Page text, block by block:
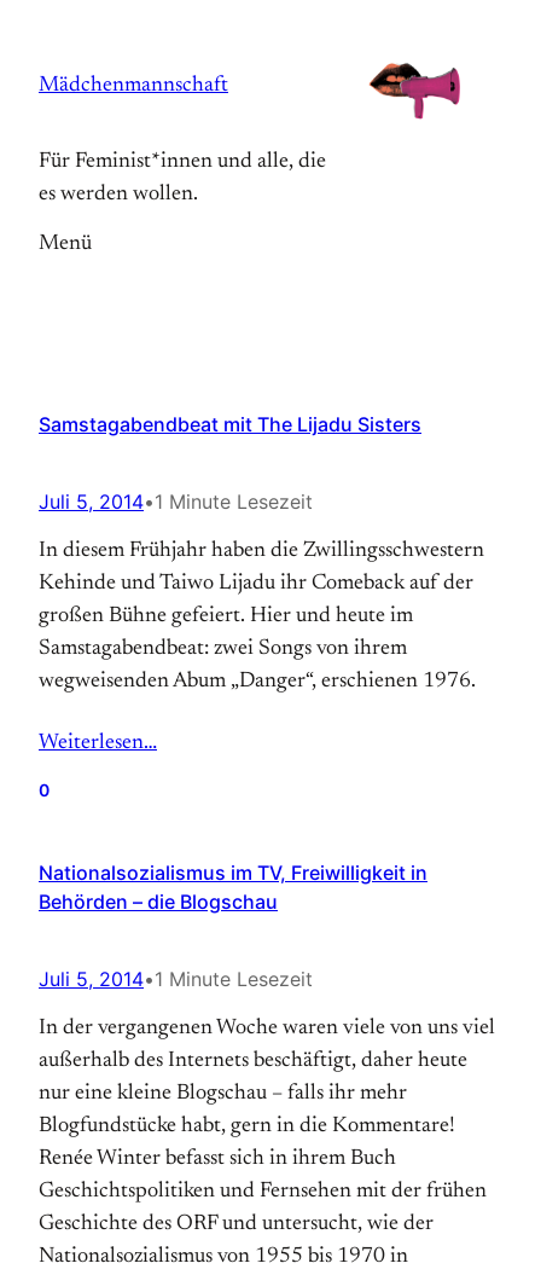
springen
Mädchenmannschaft
Für Feminist*innen und alle, die
es werden wollen.
Menü
Samstagabendbeat mit The Lijadu Sisters
Juli 5, 2014•1 Minute Lesezeit
In diesem Frühjahr haben die Zwillingsschwestern
Kehinde und Taiwo Lijadu ihr Comeback auf der
großen Bühne gefeiert. Hier und heute im
Samstagabendbeat: zwei Songs von ihrem
wegweisenden Abum „Danger“, erschienen 1976.
Weiterlesen…
0
Nationalsozialismus im TV, Freiwilligkeit in
Behörden – die Blogschau
Juli 5, 2014•1 Minute Lesezeit
In der vergangenen Woche waren viele von uns viel
außerhalb des Internets beschäftigt, daher heute
nur eine kleine Blogschau – falls ihr mehr
Blogfundstücke habt, gern in die Kommentare!
Renée Winter befasst sich in ihrem Buch
Geschichtspolitiken und Fernsehen mit der frühen
Geschichte des ORF und untersucht, wie der
Nationalsozialismus von 1955 bis 1970 in